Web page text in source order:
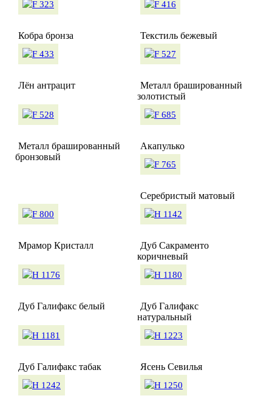
Кобра бронза Текстиль бежевый
Лён антрацит
Металл брашированный
золотистый
Металл брашированный
бронзовый
Акапулько
Серебристый матовый
Мрамор Кристалл
Дуб Сакраменто
коричневый
Дуб Галифакс белый
Дуб Галифакс
натуральный
Дуб Галифакс табак Ясень Севилья